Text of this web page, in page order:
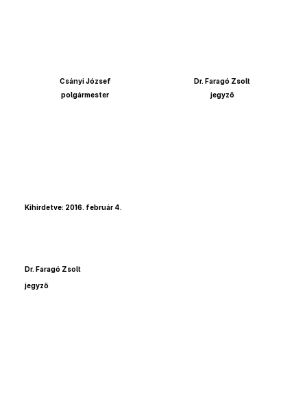
Csányi József
Dr. Faragó Zsolt
polgármester
jegyző
Kihirdetve: 2016. február 4.
Dr. Faragó Zsolt
jegyző